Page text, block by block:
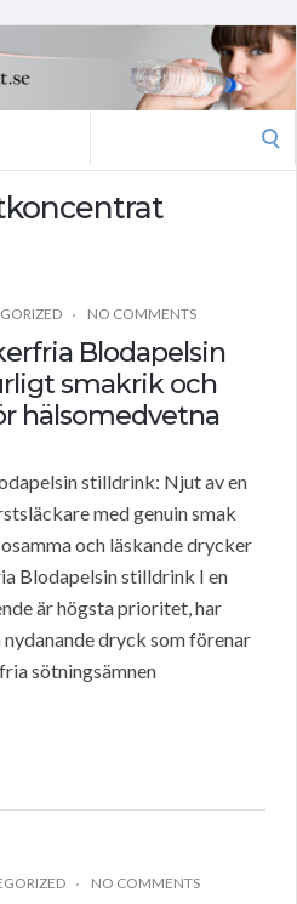
NO COMMENTS
Blodapelsin
smakrik och
hälsomedvetna
stilldrink: Njut av en
med genuin smak
och läskande drycker
Blodapelsin stilldrink I en
är högsta prioritet, har
dryck som förenar
sötningsämnen
NO COMMENTS